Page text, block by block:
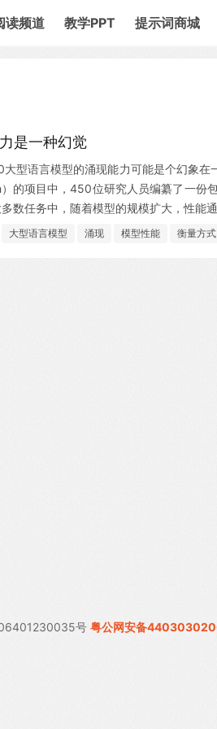
读频道 教学PPT 提示词商城
是一种幻觉
型语言模型的涌现能力可能是个幻象在
的项目中，450位研究人员编纂了一份
数任务中，随着模型的规模扩大，性
大型语言模型 涌现 模型性能 衡量方式
号 粤公网安备